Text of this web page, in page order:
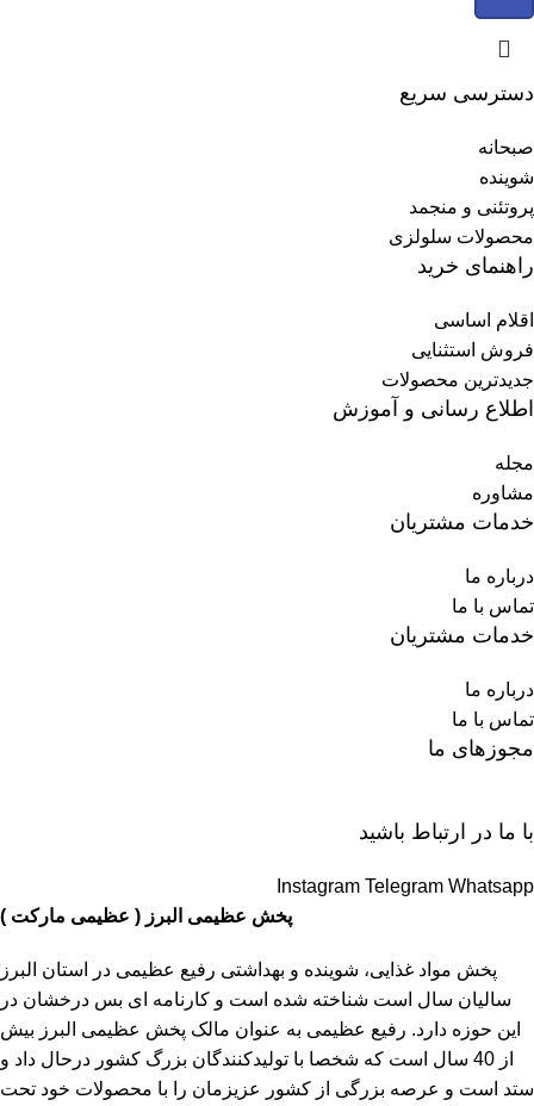
دسترسی سریع
صبحانه
شوینده
پروتئنی و منجمد
محصولات سلولزی
راهنمای خرید
اقلام اساسی
فروش استثنایی
جدیدترین محصولات
اطلاع رسانی و آموزش
مجله
مشاوره
خدمات مشتریان
درباره ما
تماس با ما
خدمات مشتریان
درباره ما
تماس با ما
مجوزهای ما
با ما در ارتباط باشید
Instagram Telegram Whatsapp
پخش عظیمی البرز ( عظیمی مارکت )
پخش مواد غذایی، شوینده و بهداشتی رفیع عظیمی در استان البرز
سالیان سال است شناخته شده است و کارنامه ای بس درخشان در
این حوزه دارد. رفیع عظیمی به عنوان مالک پخش عظیمی البرز بیش
از 40 سال است که شخصا با تولیدکنندگان بزرگ کشور درحال داد و
ستد است و عرصه بزرگی از کشور عزیزمان را با محصولات خود تحت